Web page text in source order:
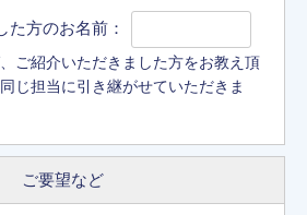
た方のお名前：
ご紹介いただきました方をお教え頂
じ担当に引き継がせていただきま
ご要望など